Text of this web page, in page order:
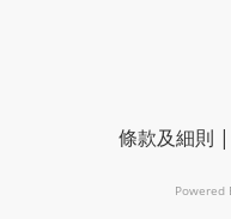
條款及細則
Powered